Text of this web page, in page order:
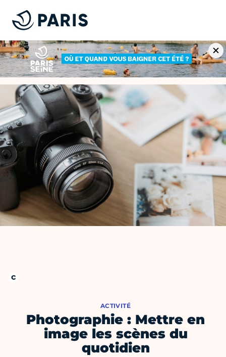
ACTIVITÉ
Photographie : Mettre en
image les scènes du
quotidien